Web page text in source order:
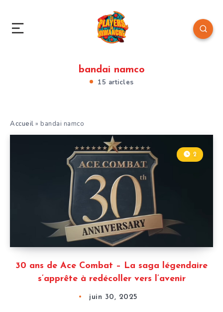
bandai namco
15 articles
Accueil » bandai namco
30 ans de Ace Combat – La saga légendaire
s’apprête à redécoller vers l’avenir
2
juin 30, 2025